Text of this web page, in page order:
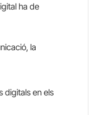
ha de
la
digitals en els